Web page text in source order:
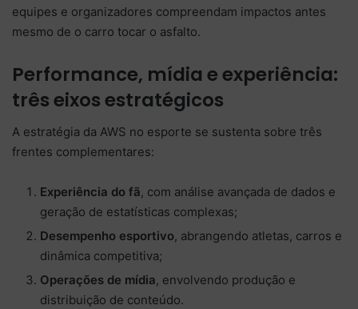
equipes e organizadores compreendam impactos antes
mesmo de o carro tocar o asfalto.
Performance, mídia e experiência:
três eixos estratégicos
A estratégia da AWS no esporte se sustenta sobre três
frentes complementares:
Experiência do fã, com análise avançada de dados e
geração de estatísticas complexas;
Desempenho esportivo, abrangendo atletas, carros e
dinâmica competitiva;
Operações de mídia, envolvendo produção e
distribuição de conteúdo.